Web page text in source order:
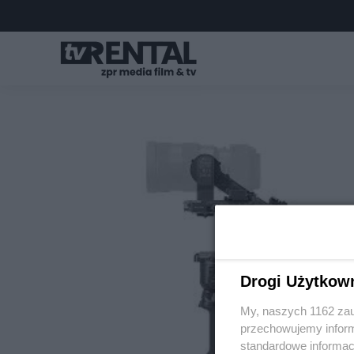
Drogi
My, naszych 1162
przechowujemy
standardowe